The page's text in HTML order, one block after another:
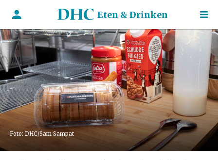
Eten & Drinken
Foto: DHC/Sam Sampat